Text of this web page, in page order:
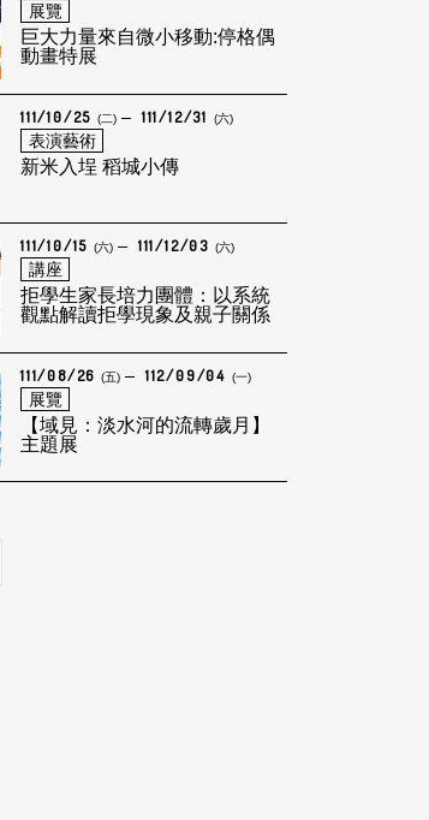
展覽
巨大力量來自微小移動:停格偶
動畫特展
111/10/25 (二) 111/12/31 (六)
表演藝術
新米入埕 稻城小傳
111/10/15 (六) 111/12/03 (六)
講座
拒學生家長培力團體：以系統
觀點解讀拒學現象及親子關係
111/08/26 (五) 112/09/04 (一)
展覽
【域見：淡水河的流轉歲月】
主題展